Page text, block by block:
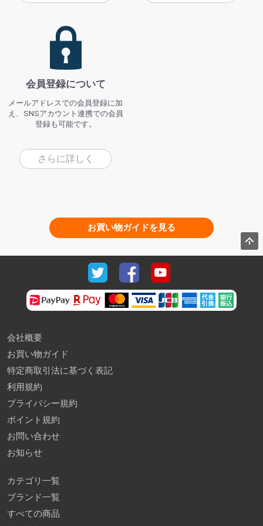
会員登録について
メールアドレスでの会員登録に加
え、SNSアカウント連携での会員
登録も可能です。
さらに詳しく
お買い物ガイドを見る
会社概要
お買い物ガイド
特定商取引法に基づく表記
利用規約
プライバシー規約
ポイント規約
お問い合わせ
お知らせ
カテゴリ一覧
ブランド一覧
すべての商品